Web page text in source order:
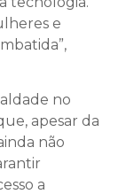
e
no
apesar da
não
a